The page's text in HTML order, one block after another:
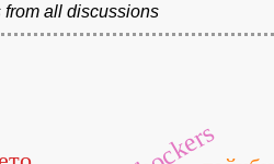
from all discussions